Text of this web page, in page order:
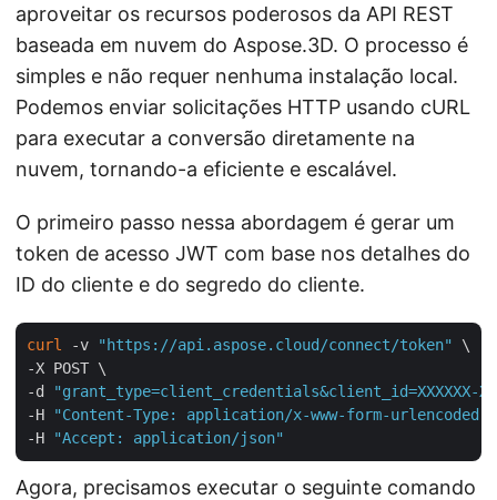
aproveitar os recursos poderosos da API REST
baseada em nuvem do Aspose.3D. O processo é
simples e não requer nenhuma instalação local.
Podemos enviar solicitações HTTP usando cURL
para executar a conversão diretamente na
nuvem, tornando-a eficiente e escalável.
O primeiro passo nessa abordagem é gerar um
token de acesso JWT com base nos detalhes do
ID do cliente e do segredo do cliente.
curl -v "https://api.aspose.cloud/connect/token"
\
-X POST \
-d
"grant_type=client_credentials&client_id=XXXXXX-
-H
"Content-Type: application/x-www-form-urlencoded"
-H
"Accept: application/json"
Agora, precisamos executar o seguinte comando